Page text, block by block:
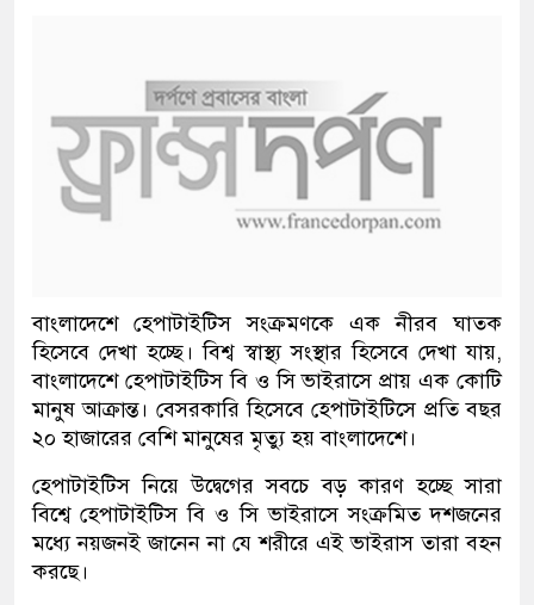
বাংলাদেশে হেপাটাইটিস সংক্রমণকে এক নীরব ঘাতক
হিসেবে দেখা হচ্ছে। বিশ্ব স্বাস্থ্য সংস্থার হিসেবে দেখা যায়,
বাংলাদেশে হেপাটাইটিস বি ও সি ভাইরাসে প্রায় এক কোটি
মানুষ আক্রান্ত। বেসরকারি হিসেবে হেপাটাইটিসে প্রতি বছর
২০ হাজারের বেশি মানুষের মৃত্যু হয় বাংলাদেশে।
হেপাটাইটিস নিয়ে উদ্বেগের সবচে বড় কারণ হচ্ছে সারা
বিশ্বে হেপাটাইটিস বি ও সি ভাইরাসে সংক্রমিত দশজনের
মধ্যে নয়জনই জানেন না যে শরীরে এই ভাইরাস তারা বহন
করছে।